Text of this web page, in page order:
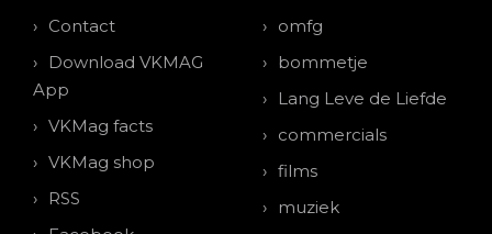
Contact
Download VKMAG
App
VKMag facts
VKMag shop
RSS
omfg
bommetje
Lang Leve de Liefde
commercials
films
muziek